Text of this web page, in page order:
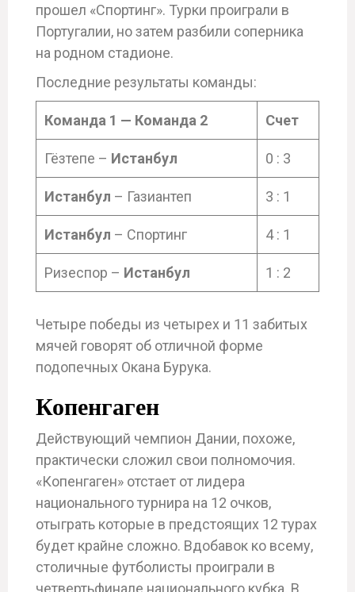
прошел «Спортинг». Турки проиграли в
Португалии, но затем разбили соперника
на родном стадионе.
Последние результаты команды:
Команда 1 — Команда 2 Счет
Гёзтепе – Истанбул 0 : 3
Истанбул – Газиантеп 3 : 1
Истанбул – Спортинг 4 : 1
Ризеспор – Истанбул 1 : 2
Четыре победы из четырех и 11 забитых
мячей говорят об отличной форме
подопечных Окана Бурука.
Копенгаген
Действующий чемпион Дании, похоже,
практически сложил свои полномочия.
«Копенгаген» отстает от лидера
национального турнира на 12 очков,
отыграть которые в предстоящих 12 турах
будет крайне сложно. Вдобавок ко всему,
столичные футболисты проиграли в
четвертьфинале национального кубка. В